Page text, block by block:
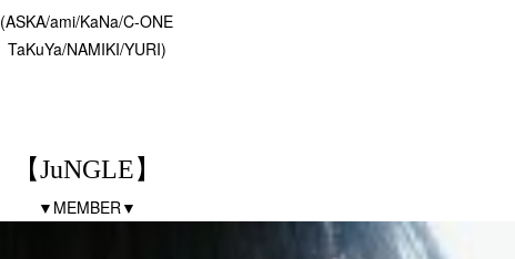
(ASKA/ami/KaNa/C-ONE
TaKuYa/NAMIKI/YURI)
【JuNGLE】
▼MEMBER▼